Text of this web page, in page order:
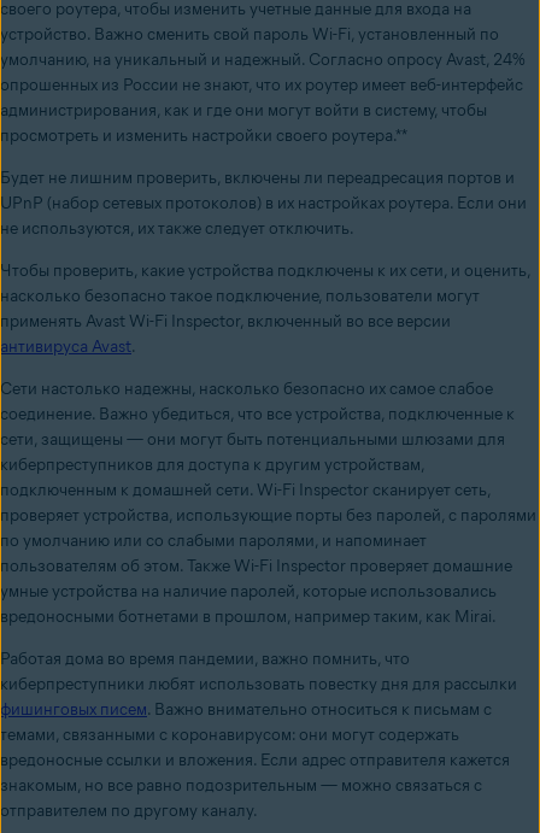
своего роутера, чтобы изменить учетные данные для входа на
устройство. Важно сменить свой пароль Wi-Fi, установленный по
умолчанию, на уникальный и надежный. Согласно опросу Avast, 24%
опрошенных из России не знают, что их роутер имеет веб-интерфейс
администрирования, как и где они могут войти в систему, чтобы
просмотреть и изменить настройки своего роутера.**
Будет не лишним проверить, включены ли переадресация портов и
UPnP (набор сетевых протоколов) в их настройках роутера. Если они
не используются, их также следует отключить.
Чтобы проверить, какие устройства подключены к их сети, и оценить,
насколько безопасно такое подключение, пользователи могут
применять Avast Wi-Fi Inspector, включенный во все версии
антивируса Avast.
Сети настолько надежны, насколько безопасно их самое слабое
соединение. Важно убедиться, что все устройства, подключенные к
сети, защищены — они могут быть потенциальными шлюзами для
киберпреступников для доступа к другим устройствам,
подключенным к домашней сети. Wi-Fi Inspector сканирует сеть,
проверяет устройства, использующие порты без паролей, с паролями
по умолчанию или со слабыми паролями, и напоминает
пользователям об этом. Также Wi-Fi Inspector проверяет домашние
умные устройства на наличие паролей, которые использовались
вредоносными ботнетами в прошлом, например таким, как Mirai.
Работая дома во время пандемии, важно помнить, что
киберпреступники любят использовать повестку дня для рассылки
фишинговых писем. Важно внимательно относиться к письмам с
темами, связанными с коронавирусом: они могут содержать
вредоносные ссылки и вложения. Если адрес отправителя кажется
знакомым, но все равно подозрительным — можно связаться с
отправителем по другому каналу.